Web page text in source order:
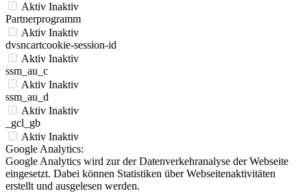
Aktiv Inaktiv
Partnerprogramm
Aktiv Inaktiv
dvsncartcookie-session-id
Aktiv Inaktiv
ssm_au_c
Aktiv Inaktiv
ssm_au_d
Aktiv Inaktiv
_gcl_gb
Aktiv Inaktiv
Google Analytics:
Google Analytics wird zur der Datenverkehranalyse der Webseite
eingesetzt. Dabei können Statistiken über Webseitenaktivitäten
erstellt und ausgelesen werden.